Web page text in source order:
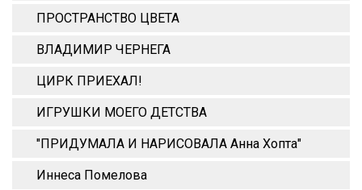
ПРОСТРАНСТВО ЦВЕТА
ВЛАДИМИР ЧЕРНЕГА
ЦИРК ПРИЕХАЛ!
ИГРУШКИ МОЕГО ДЕТСТВА
"ПРИДУМАЛА И НАРИСОВАЛА Анна Xопта"
Иннеса Помелова